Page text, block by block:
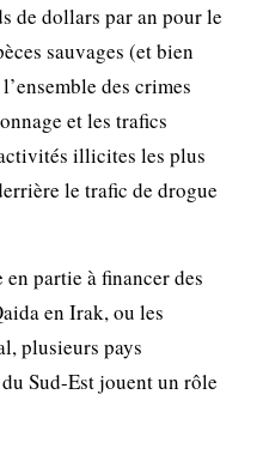
de dollars par an pour le
sauvages (et bien
des crimes
et les trafics
illicites les plus
le trafic de drogue
partie à financer des
en Irak, ou les
plusieurs pays
Sud-Est jouent un rôle